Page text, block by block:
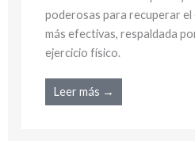
poderosas para recuperar
más efectivas, respaldada
ejercicio físico.
Leer más →